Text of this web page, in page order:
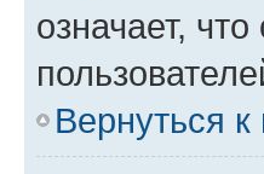
означает,
Вернуться к